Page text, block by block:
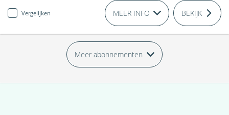
Vergelijken MEER INFO BEKIJK
Meer abonnementen